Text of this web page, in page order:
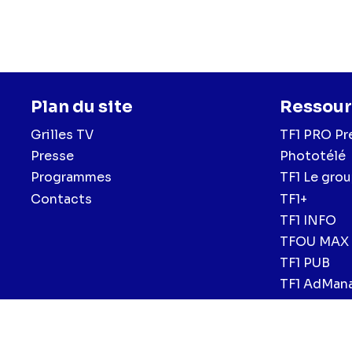
Plan du site
Grilles TV
Presse
Programmes
Contacts
TF1 PRO
Phototélé
TF1 Le
TF1+
TF1 INFO
TFOU MAX
TF1 PUB
TF1